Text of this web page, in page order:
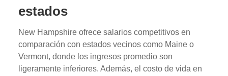
estados
New Hampshire ofrece salarios competitivos en
comparación con estados vecinos como Maine o
Vermont, donde los ingresos promedio son
ligeramente inferiores. Además, el costo de vida en